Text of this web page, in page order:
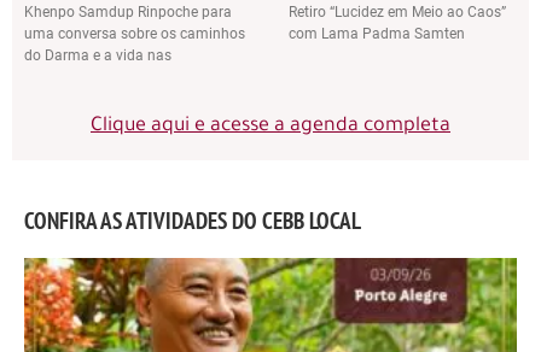
Khenpo Samdup Rinpoche para
uma conversa sobre os caminhos
do Darma e a vida nas
Retiro “Lucidez em Meio ao Caos”
com Lama Padma Samten
Clique aqui e acesse a agenda completa
CONFIRA AS ATIVIDADES DO CEBB LOCAL